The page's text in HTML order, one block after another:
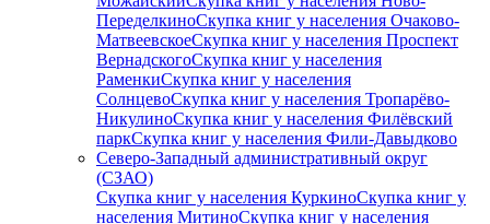
ПеределкиноСкупка книг у населения Очаково-
МатвеевскоеСкупка книг у населения Проспект
ВернадскогоСкупка книг у населения
РаменкиСкупка книг у населения
СолнцевоСкупка книг у населения Тропарёво-
НикулиноСкупка книг у населения Филёвский
паркСкупка книг у населения Фили-Давыдково
Северо-Западный административный округ
(СЗАО)
Скупка книг у населения КуркиноСкупка книг у
населения МитиноСкупка книг у населения